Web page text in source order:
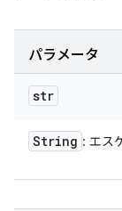
パラメータ
str
String : エス